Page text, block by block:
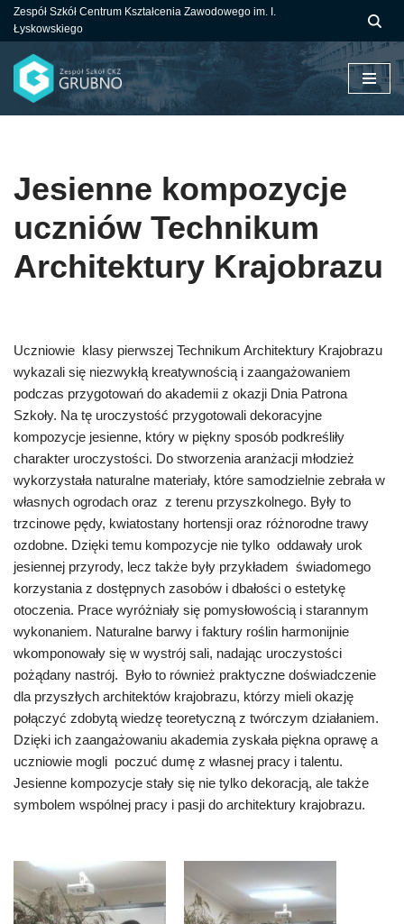
do
treści
Zespół Szkół Centrum Kształcenia Zawodowego im. I.
Łyskowskiego
Jesienne kompozycje
uczniów Technikum
Architektury Krajobrazu
Uczniowie klasy pierwszej Technikum Architektury Krajobrazu
wykazali się niezwykłą kreatywnością i zaangażowaniem
podczas przygotowań do akademii z okazji Dnia Patrona
Szkoły. Na tę uroczystość przygotowali dekoracyjne
kompozycje jesienne, który w piękny sposób podkreśliły
charakter uroczystości. Do stworzenia aranżacji młodzież
wykorzystała naturalne materiały, które samodzielnie zebrała w
własnych ogrodach oraz z terenu przyszkolnego. Były to
trzcinowe pędy, kwiatostany hortensji oraz różnorodne trawy
ozdobne. Dzięki temu kompozycje nie tylko oddawały urok
jesiennej przyrody, lecz także były przykładem świadomego
korzystania z dostępnych zasobów i dbałości o estetykę
otoczenia. Prace wyróżniały się pomysłowością i starannym
wykonaniem. Naturalne barwy i faktury roślin harmonijnie
wkomponowały się w wystrój sali, nadając uroczystości
pożądany nastrój. Było to również praktyczne doświadczenie
dla przyszłych architektów krajobrazu, którzy mieli okazję
połączyć zdobytą wiedzę teoretyczną z twórczym działaniem.
Dzięki ich zaangażowaniu akademia zyskała piękna oprawę a
uczniowie mogli poczuć dumę z własnej pracy i talentu.
Jesienne kompozycje stały się nie tylko dekoracją, ale także
symbolem wspólnej pracy i pasji do architektury krajobrazu.